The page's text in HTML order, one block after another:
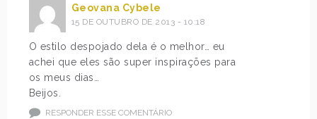
Geovana Cybele
15 DE OUTUBRO DE 2013 - 10:18
O estilo despojado dela é o melhor… eu
achei que eles são super inspirações para
os meus dias…
Beijos.
RESPONDER ESSE COMENTÁRIO